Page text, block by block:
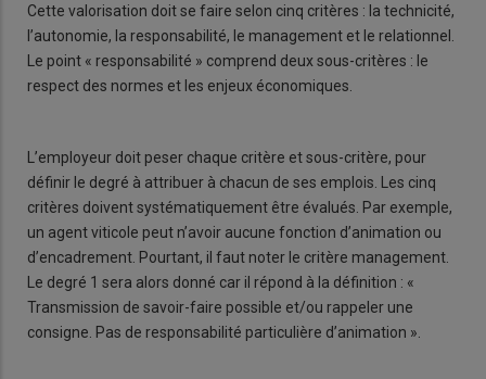
Cette valorisation doit se faire selon cinq critères : la technicité,
l’autonomie, la responsabilité, le management et le relationnel.
Le point « responsabilité » comprend deux sous-critères : le
respect des normes et les enjeux économiques.
L’employeur doit peser chaque critère et sous-critère, pour
définir le degré à attribuer à chacun de ses emplois. Les cinq
critères doivent systématiquement être évalués. Par exemple,
un agent viticole peut n’avoir aucune fonction d’animation ou
d’encadrement. Pourtant, il faut noter le critère management.
Le degré 1 sera alors donné car il répond à la définition : «
Transmission de savoir-faire possible et/ou rappeler une
consigne. Pas de responsabilité particulière d’animation ».